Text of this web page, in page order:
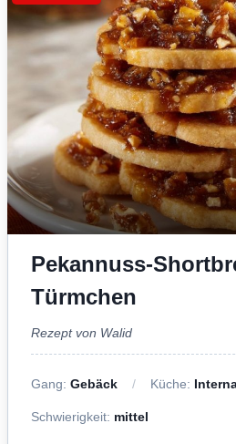
Pekannuss-
Türmchen
Rezept von Walid
Gang: Gebäck Küche:
Schwierigkeit: mittel